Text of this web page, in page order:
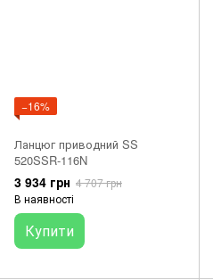
−16%
Ланцюг приводний SS
520SSR-116N
3 934 грн 4 707 грн
В наявності
Купити